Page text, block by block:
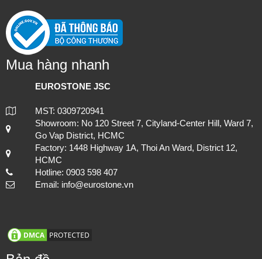
Thi công hạng mục đá lát nền cho cách công trình, đảm bảo chất
lượng và tuổi thọ.
Mua hàng nhanh
EUROSTONE JSC
MST: 0309720941
Showroom: No 120 Street 7, Cityland-Center Hill, Ward 7,
Go Vap District, HCMC
Factory: 1448 Highway 1A, Thoi An Ward, District 12,
HCMC
Hotline: 0903 598 407
Email: info@eurostone.vn